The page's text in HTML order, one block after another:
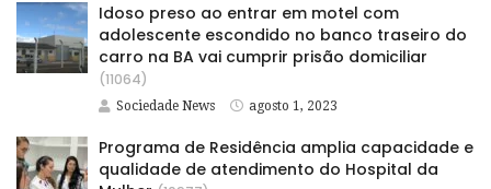
Idoso preso ao entrar em motel com
adolescente escondido no banco traseiro do
carro na BA vai cumprir prisão domiciliar
(11064)
Sociedade News agosto 1, 2023
Programa de Residência amplia capacidade e
qualidade de atendimento do Hospital da